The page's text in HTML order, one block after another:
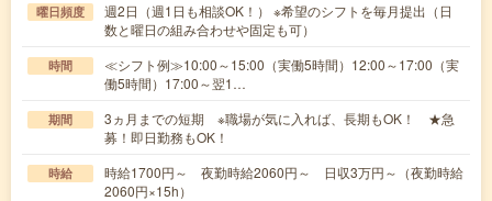
曜日頻度
週2日（週1日も相談OK！） ※希望のシフトを毎月提出（日
数と曜日の組み合わせや固定も可）
時間
≪シフト例≫10:00～15:00（実働5時間）12:00～17:00（実
働5時間）17:00～翌1…
期間
3ヵ月までの短期 ※職場が気に入れば、長期もOK！ ★急
募！即日勤務もOK！
時給
時給1700円～ 夜勤時給2060円～ 日収3万円～（夜勤時給
2060円×15h）